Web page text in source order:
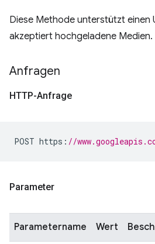
Diese Methode unterstützt einen
akzeptiert hochgeladene Medien.
Anfragen
HTTP-Anfrage
POST https : //
Parameter
Parametername Wert